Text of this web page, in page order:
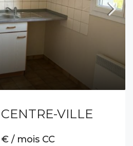
VILLE
/ mois CC